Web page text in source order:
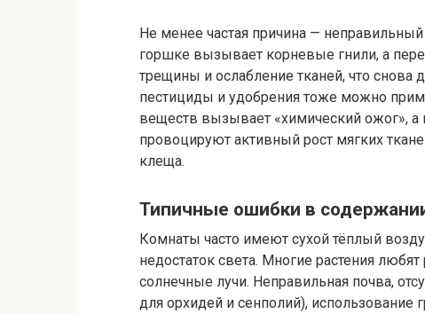
Не менее частая причина —
горшке вызывает корневые гнили, а
трещины и ослабление тканей, что снова
пестициды и удобрения тоже можно
веществ вызывает «химический ожог»,
провоцируют активный рост мягких
клеща.
Типичные ошибки в
Комнаты часто имеют сухой тёплый
недостаток света. Многие растения
солнечные лучи. Неправильная почва,
для орхидей и сенполий), использование